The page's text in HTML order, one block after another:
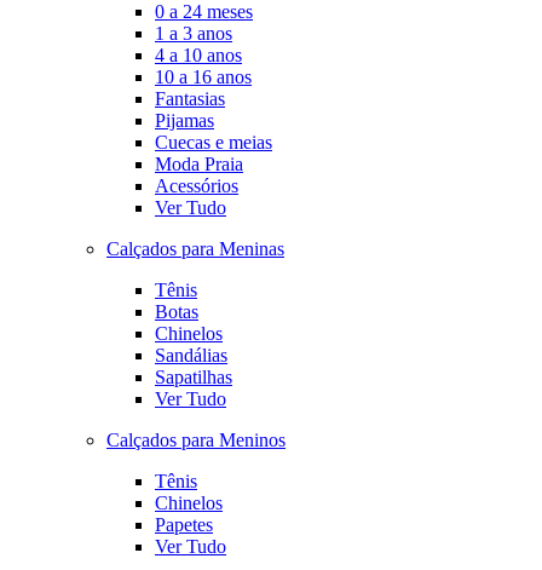
0 a 24 meses
1 a 3 anos
4 a 10 anos
10 a 16 anos
Fantasias
Pijamas
Cuecas e meias
Moda Praia
Acessórios
Ver Tudo
Calçados para Meninas
Tênis
Botas
Chinelos
Sandálias
Sapatilhas
Ver Tudo
Calçados para Meninos
Tênis
Chinelos
Papetes
Ver Tudo